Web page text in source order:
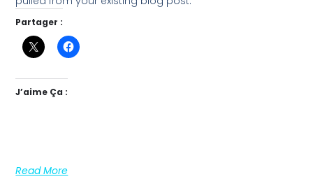
Partager :
J’aime Ça :
Read More